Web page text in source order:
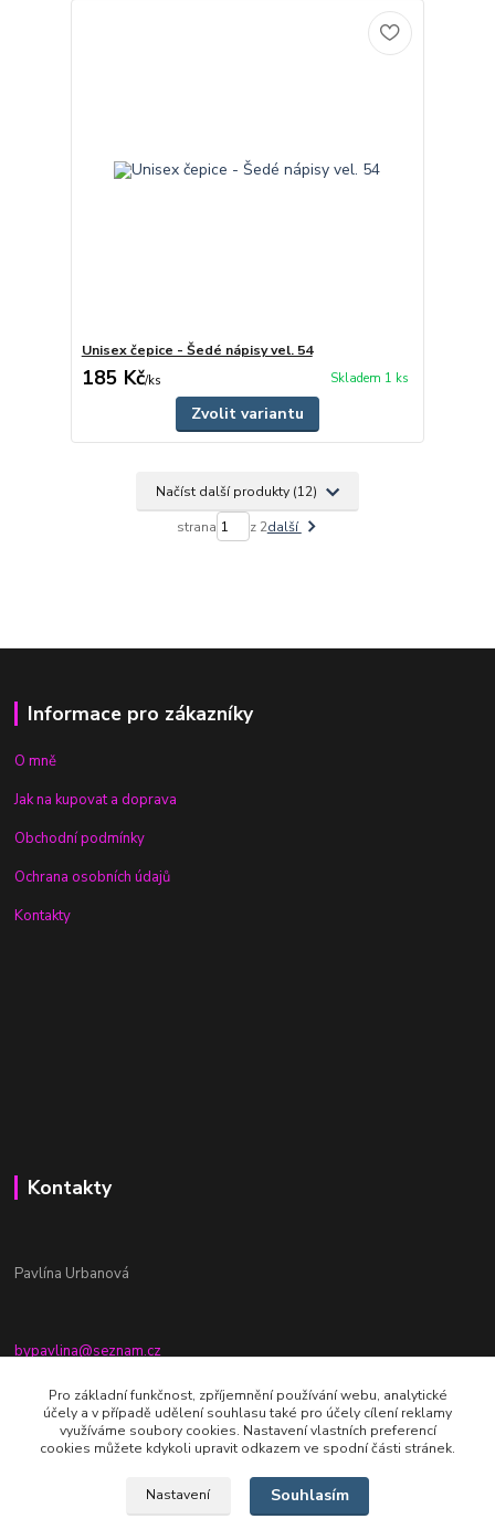
Unisex čepice - Šedé nápisy vel. 54
185 Kč/ks Skladem 1 ks
Zvolit variantu
Načíst další produkty (12)
strana z 2další
Informace pro zákazníky
O mně
Jak na kupovat a doprava
Obchodní podmínky
Ochrana osobních údajů
Kontakty
Kontakty
Pavlína Urbanová
bypavlina@seznam.cz
+420774917196
Fb stránka - By pavlina
Pro základní funkčnost, zpříjemnění používání webu, analytické
účely a v případě udělení souhlasu také pro účely cílení reklamy
využíváme soubory cookies. Nastavení vlastních preferencí
cookies můžete kdykoli upravit odkazem ve spodní části stránek.
Nastavení Souhlasím